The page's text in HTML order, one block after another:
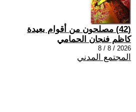
(42) مصلحون من أقوام بعيدة
كاظم فنجان الحمامي
2026 / 8 / 8
المجتمع المدني